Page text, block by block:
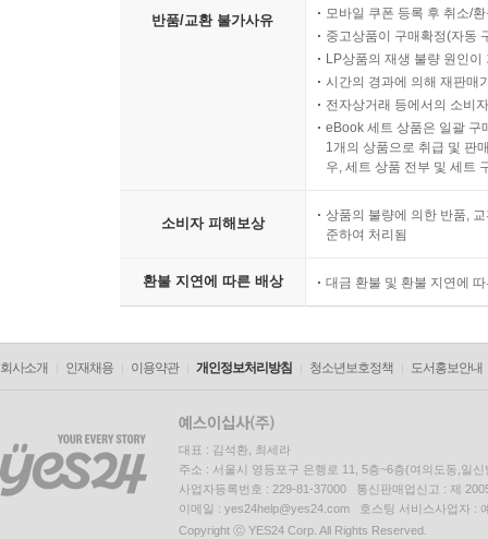
반품/교환 불가사유
모바일 쿠폰 등록 후 취소/
중고상품이 구매확정(자동
LP상품의 재생 불량 원인
시간의 경과에 의해 재판매
전자상거래 등에서의 소비
eBook 세트 상품은 일괄 구
1개의 상품으로 취급 및 판
우, 세트 상품 전부 및 세트
소비자 피해보상
상품의 불량에 의한 반품,
준하여 처리됨
환불 지연에 따른 배상 대금 환불 및 환불 지연에
회사소개 인재채용 이용약관 개인정보처리방침 청소년보호정책 도서홍보안내
대표 : 김석환, 최세라
주소 : 서울시 영등포구 은행로 11, 5층~6층(여의도동,일신
사업자등록번호 : 229-81-37000 통신판매업신고 : 제
이메일 : yes24help@yes24.com 호스팅 서비스사업자 :
Copyright ⓒ YES24 Corp. All Rights Reserved.